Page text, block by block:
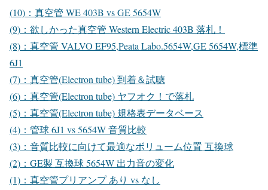
(10)：真空管 WE 403B vs GE 5654W
(9)：欲しかった真空管 Western Electric 403B 落札！
(8)：真空管 VALVO EF95,Peata Labo.5654W,GE 5654W,標準
6J1
(7)：真空管(Electron tube) 到着＆試聴
(6)：真空管(Electron tube) ヤフオク！で落札
(5)：真空管(Electron tube) 規格表データベース
(4)：管球 6J1 vs 5654W 音質比較
(3)：音質比較に向けて最適なボリューム位置 互換球
(2)：GE製 互換球 5654W 出力音の変化
(1)：真空管プリアンプ あり vs なし